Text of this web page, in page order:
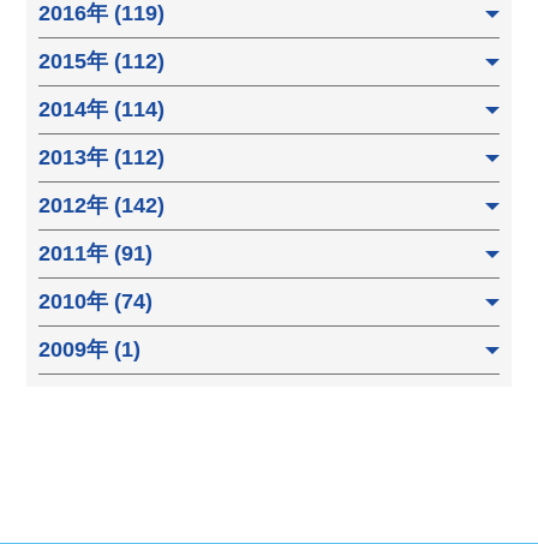
2016年 (119)
2015年 (112)
2014年 (114)
2013年 (112)
2012年 (142)
2011年 (91)
2010年 (74)
2009年 (1)